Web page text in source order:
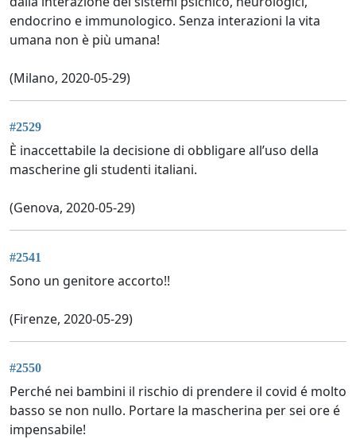
endocrino e immunologico. Senza interazioni la vita
umana non è più umana!
(Milano, 2020-05-29)
#2529
È inaccettabile la decisione di obbligare all’uso della
mascherine gli studenti italiani.
(Genova, 2020-05-29)
#2541
Sono un genitore accorto!!
(Firenze, 2020-05-29)
#2550
Perché nei bambini il rischio di prendere il covid é molto
basso se non nullo. Portare la mascherina per sei ore é
impensabile!